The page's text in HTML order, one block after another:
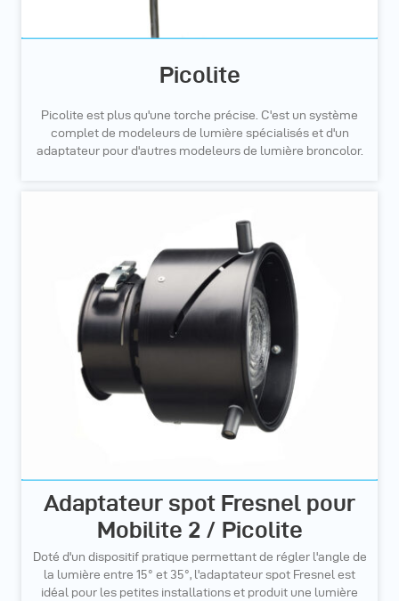
Picolite
Picolite est plus qu'une torche précise. C'est un système
complet de modeleurs de lumière spécialisés et d'un
adaptateur pour d'autres modeleurs de lumière broncolor.
Adaptateur spot Fresnel pour
Mobilite 2 / Picolite
Doté d'un dispositif pratique permettant de régler l'angle de
la lumière entre 15° et 35°, l'adaptateur spot Fresnel est
idéal pour les petites installations et produit une lumière